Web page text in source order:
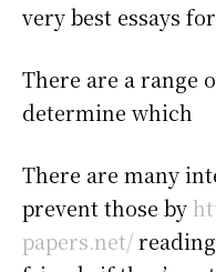
very best essays for
There are a range
determine which
There are many
prevent those by
papers.net/